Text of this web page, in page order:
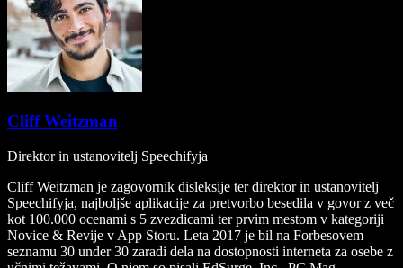
Cliff Weitzman
Direktor in ustanovitelj Speechifyja
Cliff Weitzman je zagovornik disleksije ter direktor in ustanovitelj
Speechifyja, najboljše aplikacije za pretvorbo besedila v govor z več
kot 100.000 ocenami s 5 zvezdicami ter prvim mestom v kategoriji
Novice & Revije v App Storu. Leta 2017 je bil na Forbesovem
seznamu 30 under 30 zaradi dela na dostopnosti interneta za osebe z